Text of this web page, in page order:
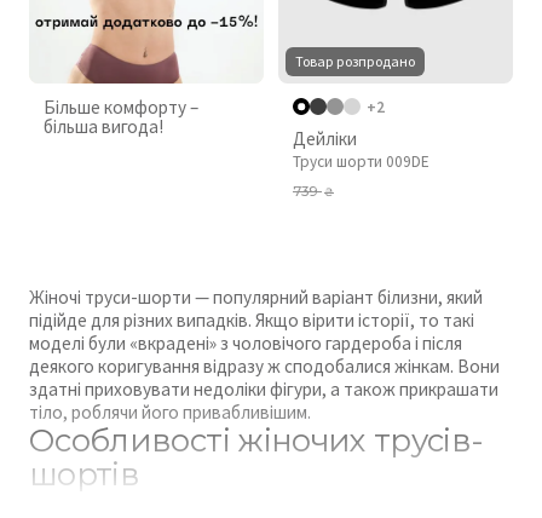
Більше комфорту –
більша вигода!
Товар розпродано
+2
Дейліки
Труси шорти 009DE
739₴
Жіночі труси-шорти — популярний варіант білизни, який
підійде для різних випадків. Якщо вірити історії, то такі
моделі були «вкрадені» з чоловічого гардероба і після
деякого коригування відразу ж сподобалися жінкам. Вони
здатні приховувати недоліки фігури, а також прикрашати
тіло, роблячи його привабливішим.
Особливості жіночих трусів-
шортів